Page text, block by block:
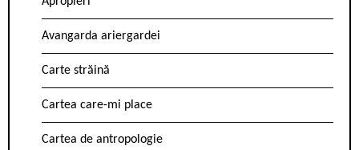
Avangarda ariergardei
Carte străină
Cartea care-mi place
Cartea de antropologie